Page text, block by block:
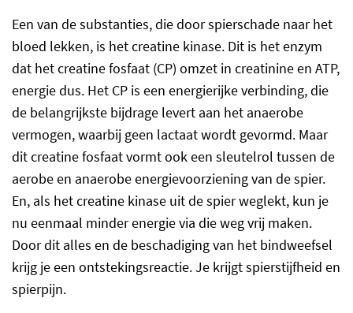
Een van de substanties, die door spierschade naar het
bloed lekken, is het creatine kinase. Dit is het enzym
dat het creatine fosfaat (CP) omzet in creatinine en ATP,
energie dus. Het CP is een energierijke verbinding, die
de belangrijkste bijdrage levert aan het anaerobe
vermogen, waarbij geen lactaat wordt gevormd. Maar
dit creatine fosfaat vormt ook een sleutelrol tussen de
aerobe en anaerobe energievoorziening van de spier.
En, als het creatine kinase uit de spier weglekt, kun je
nu eenmaal minder energie via die weg vrij maken.
Door dit alles en de beschadiging van het bindweefsel
krijg je een ontstekingsreactie. Je krijgt spierstijfheid en
spierpijn.